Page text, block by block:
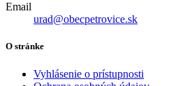
Email
urad@obecpetrovice.sk
O stránke
Vyhlásenie o prístupnosti